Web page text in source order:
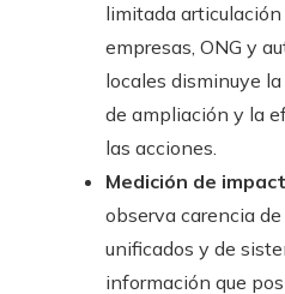
limitada
empresas, ONG y
locales disminuye
de ampliación y la
las acciones.
Medición de
observa carencia
unificados y de
información que